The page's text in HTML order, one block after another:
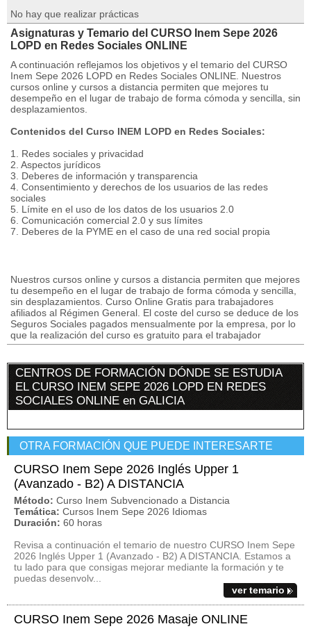
No hay que realizar prácticas
Asignaturas y Temario del CURSO Inem Sepe 2026
LOPD en Redes Sociales ONLINE
A continuación reflejamos los objetivos y el temario del CURSO
Inem Sepe 2026 LOPD en Redes Sociales ONLINE. Nuestros
cursos online y cursos a distancia permiten que mejores tu
desempeño en el lugar de trabajo de forma cómoda y sencilla, sin
desplazamientos.
Contenidos del Curso INEM LOPD en Redes Sociales:
1. Redes sociales y privacidad
2. Aspectos jurídicos
3. Deberes de información y transparencia
4. Consentimiento y derechos de los usuarios de las redes
sociales
5. Límite en el uso de los datos de los usuarios 2.0
6. Comunicación comercial 2.0 y sus límites
7. Deberes de la PYME en el caso de una red social propia
Nuestros cursos online y cursos a distancia permiten que mejores
tu desempeño en el lugar de trabajo de forma cómoda y sencilla,
sin desplazamientos. Curso Online Gratis para trabajadores
afiliados al Régimen General. El coste del curso se deduce de los
Seguros Sociales pagados mensualmente por la empresa, por lo
que la realización del curso es gratuito para el trabajador
CENTROS DE FORMACIÓN DÓNDE SE ESTUDIA
EL CURSO INEM SEPE 2026 LOPD EN REDES
SOCIALES ONLINE en GALICIA
OTRA FORMACIÓN QUE PUEDE INTERESARTE
CURSO Inem Sepe 2026 Inglés Upper 1
(Avanzado - B2) A DISTANCIA
Método: Curso Inem Subvencionado a Distancia
Temática: Cursos Inem Sepe 2026 Idiomas
Duración: 60 horas
Revisa a continuación el temario de nuestro CURSO Inem Sepe
2026 Inglés Upper 1 (Avanzado - B2) A DISTANCIA. Estamos a
tu lado para que consigas mejorar mediante la formación y te
puedas desenvolv...
ver temario
CURSO Inem Sepe 2026 Masaje ONLINE